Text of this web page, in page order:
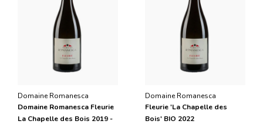
Domaine Romanesca
Domaine Romanesca Fleurie
La Chapelle des Bois 2019 -
Domaine Romanesca
Fleurie 'La Chapelle des
Bois' BIO 2022